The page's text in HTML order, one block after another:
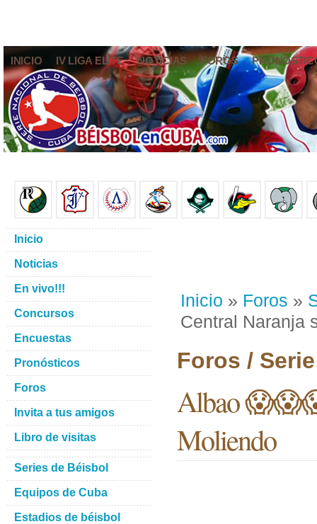
INICIO IV LIGA ELITE NOTICIAS FOROS
Inicio » Foros »
Central Naranja
Foros /
Albao
Moliendo
Inicio
Noticias
En vivo!!!
Concursos
Encuestas
Pronósticos
Foros
Invita a tus amigos
Libro de visitas
Series de Béisbol
Equipos de Cuba
Estadios de béisbol